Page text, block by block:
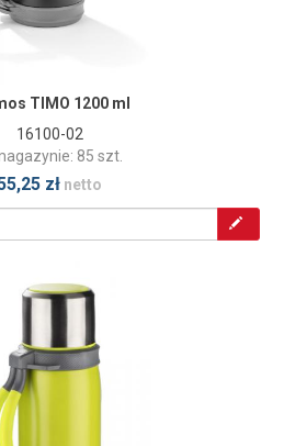
TIMO 1200 ml
16100-02
85 szt.
zł netto